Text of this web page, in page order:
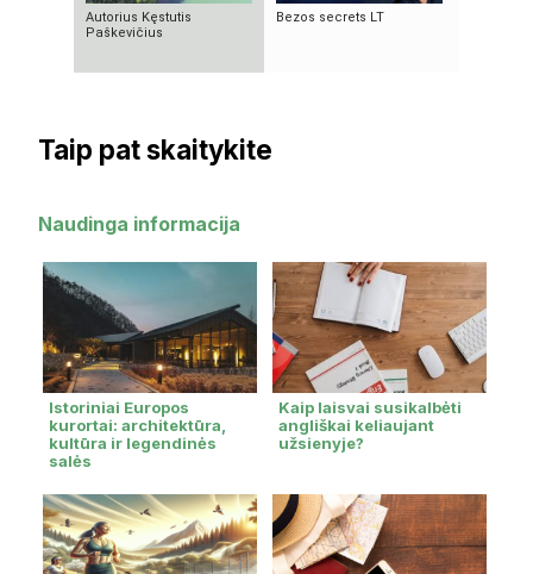
Autorius Kęstutis
Paškevičius
Bezos secrets LT
Taip pat skaitykite
Naudinga informacija
Istoriniai Europos
kurortai: architektūra,
kultūra ir legendinės
salės
Kaip laisvai susikalbėti
angliškai keliaujant
užsienyje?